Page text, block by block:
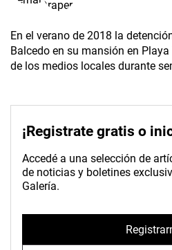
En el verano de 2018 la
Balcedo en su mansión en
de los medios locales durante
¡Registrate gratis o
Accedé a una selección de
de noticias y boletines
Galería.